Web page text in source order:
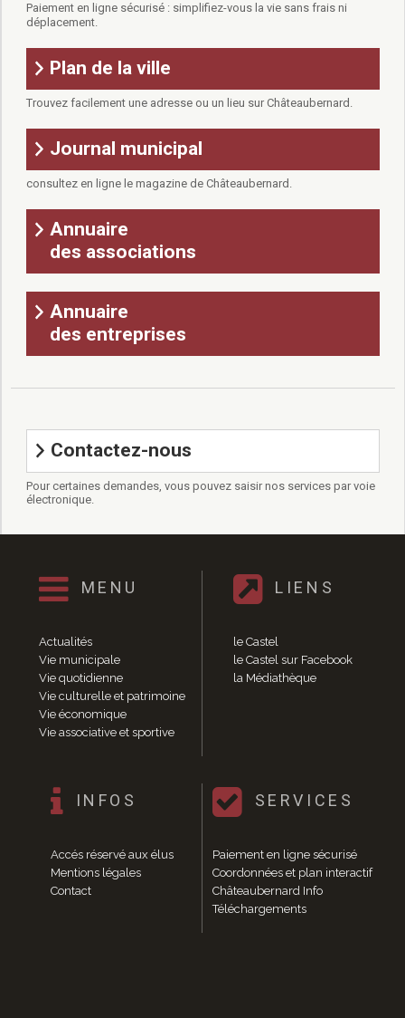
Paiement en ligne sécurisé : simplifiez-vous la vie sans frais ni
déplacement.
Plan de la ville
Trouvez facilement une adresse ou un lieu sur Châteaubernard.
Journal municipal
consultez en ligne le magazine de Châteaubernard.
Annuaire
des associations
Annuaire
des entreprises
Contactez-nous
Pour certaines demandes, vous pouvez saisir nos services par voie
électronique.
MENU
Actualités
Vie municipale
Vie quotidienne
Vie culturelle et patrimoine
Vie économique
Vie associative et sportive
LIENS
le Castel
le Castel sur Facebook
la Médiathèque
INFOS
Accés réservé aux élus
Mentions légales
Contact
SERVICES
Paiement en ligne sécurisé
Coordonnées et plan interactif
Châteaubernard Info
Téléchargements